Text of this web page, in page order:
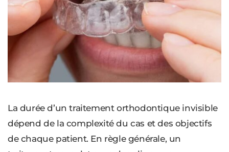
La durée d’un traitement orthodontique invisible
dépend de la complexité du cas et des objectifs
de chaque patient. En règle générale, un